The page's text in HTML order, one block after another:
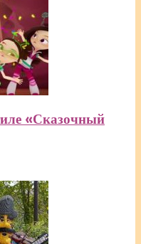
«Сказочный